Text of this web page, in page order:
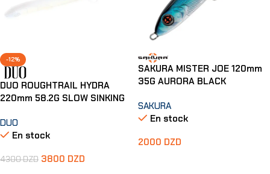
-12%
DUO ROUGHTRAIL HYDRA
220mm 58.2G SLOW SINKING
DUO
En stock
4300DZD 3800 DZD
SAKURA MISTER JOE 120mm
35G AURORA BLACK
SAKURA
En stock
2000 DZD